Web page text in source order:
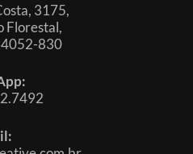
3175,
Florestal,
830